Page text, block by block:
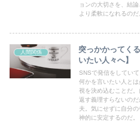
ョンの大切さを、結
より柔軟になれるのだ
人間関係
突っかかってく
いたい人々へ】
SNSで発信をしてい
何かを言いたい人と
視を決め込むことだ
返す義理すらないの
夫。気にせずに自分
神的に安定するのだ。